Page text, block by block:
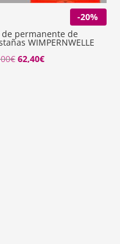
-20%
de permanente de
WIMPERNWELLE
€ 62,40€